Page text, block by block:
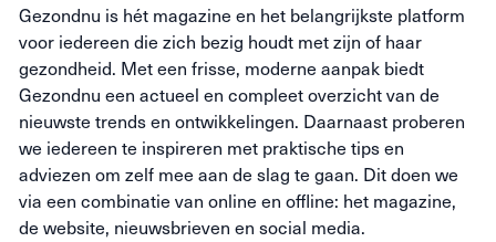
Gezondnu is hét magazine en het belangrijkste platform
voor iedereen die zich bezig houdt met zijn of haar
gezondheid. Met een frisse, moderne aanpak biedt
Gezondnu een actueel en compleet overzicht van de
nieuwste trends en ontwikkelingen. Daarnaast proberen
we iedereen te inspireren met praktische tips en
adviezen om zelf mee aan de slag te gaan. Dit doen we
via een combinatie van online en offline: het magazine,
de website, nieuwsbrieven en social media.